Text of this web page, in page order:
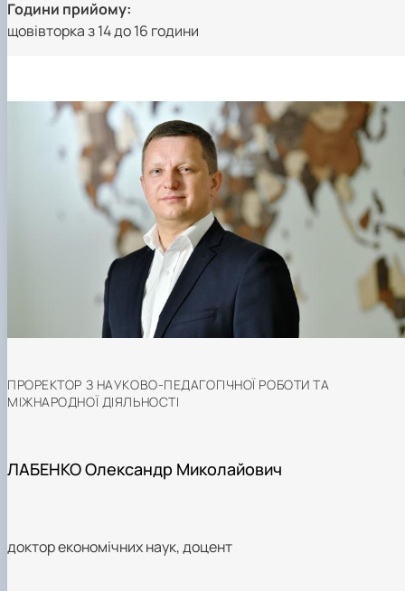
Години прийому:
щовівторка з 14 до 16 години
ПРОРЕКТОР З НАУКОВО-ПЕДАГОГІЧНОЇ РОБОТИ ТА
МІЖНАРОДНОЇ ДІЯЛЬНОСТІ
ЛАБЕНКО Олександр Миколайович
доктор економічних наук, доцент